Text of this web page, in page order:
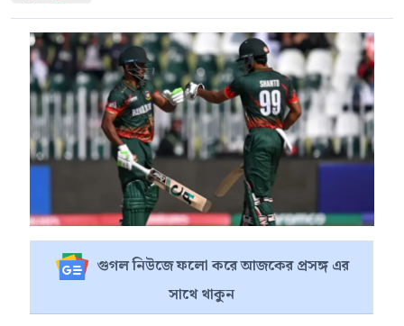
গুগল নিউজে ফলো করে আজকের প্রসঙ্গ এর
সাথে থাকুন